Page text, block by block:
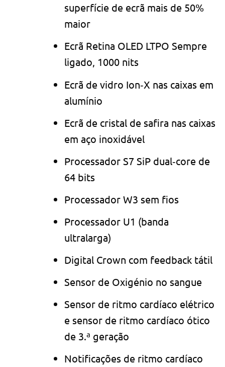
superfície de ecrã mais de 50%
maior
Ecrã Retina OLED LTPO Sempre
ligado, 1000 nits
Ecrã de vidro Ion‑X nas caixas em
alumínio
Ecrã de cristal de safira nas caixas
em aço inoxidável
Processador S7 SiP dual‑core de
64 bits
Processador W3 sem fios
Processador U1 (banda
ultralarga)
Digital Crown com feedback tátil
Sensor de Oxigénio no sangue
Sensor de ritmo cardíaco elétrico
e sensor de ritmo cardíaco ótico
de 3.ª geração
Notificações de ritmo cardíaco